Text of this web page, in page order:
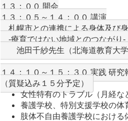
１３：００ 開会
１３：０５～１４：００ 講演
札幌市との連携による身体及び
-療育ではない地域とのつながり
１４：１０～１５：３０ 実践 研究
女性特有のトラブル（月経な
養護学校、特別支援学校の
肢体不自由養護学校におけ